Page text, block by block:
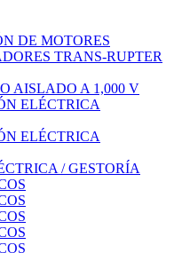
DE MOTORES
TRANS‐RUPTER
AISLADO A 1,000 V
ELÉCTRICA
ELÉCTRICA
/ GESTORÍA